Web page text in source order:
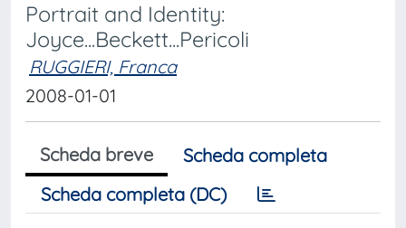
Portrait and Identity:
Joyce...Beckett...Pericoli
RUGGIERI, Franca
2008-01-01
Scheda breve
Scheda completa
Scheda completa (DC)